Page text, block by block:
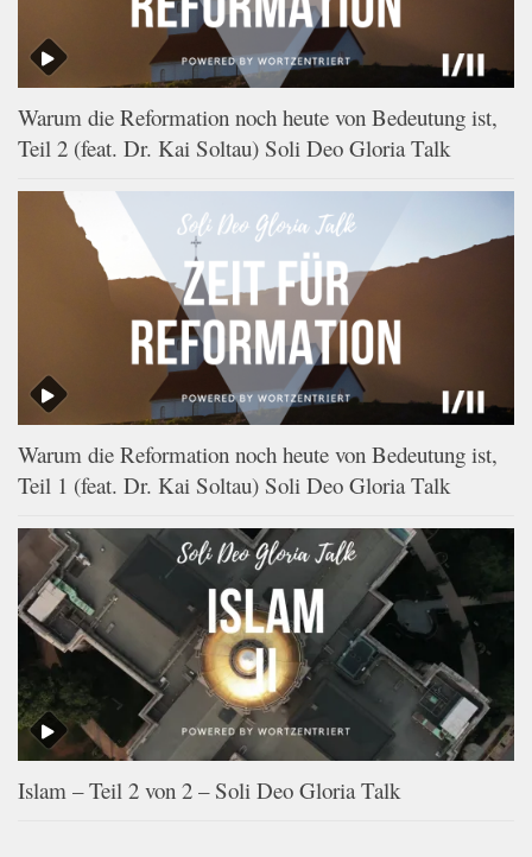
Warum die Reformation noch heute von Bedeutung ist,
Teil 2 (feat. Dr. Kai Soltau) Soli Deo Gloria Talk
Warum die Reformation noch heute von Bedeutung ist,
Teil 1 (feat. Dr. Kai Soltau) Soli Deo Gloria Talk
Islam – Teil 2 von 2 – Soli Deo Gloria Talk